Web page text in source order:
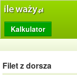
Produkty
Dziennik
Przelicznik
Kalkulator
Filet z dorsza